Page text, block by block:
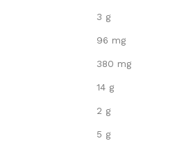
3 g
96 mg
380 mg
14 g
2 g
5 g